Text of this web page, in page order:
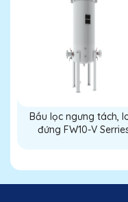
Bầu lọc ngưng tách,
đứng FW10-V